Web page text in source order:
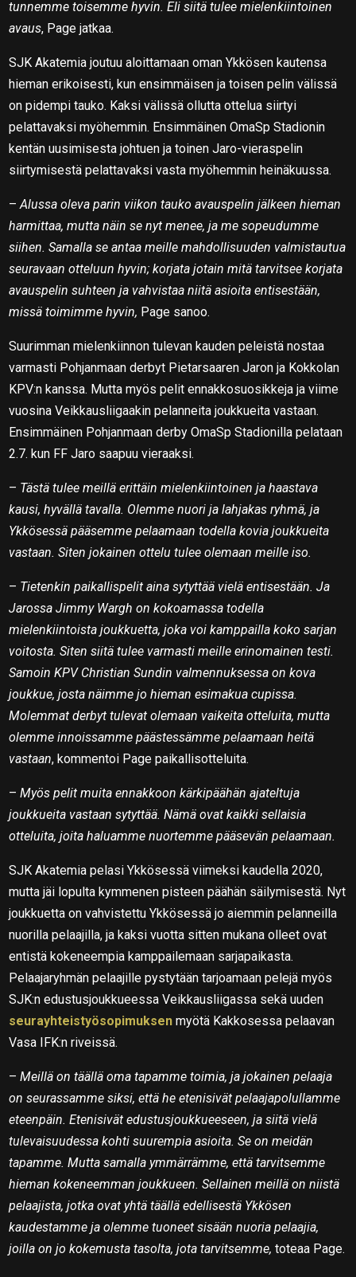
tunnemme toisemme hyvin. Eli siitä tulee mielenkiintoinen
avaus, Page jatkaa.
SJK Akatemia joutuu aloittamaan oman Ykkösen kautensa
hieman erikoisesti, kun ensimmäisen ja toisen pelin välissä
on pidempi tauko. Kaksi välissä ollutta ottelua siirtyi
pelattavaksi myöhemmin. Ensimmäinen OmaSp Stadionin
kentän uusimisesta johtuen ja toinen Jaro-vieraspelin
siirtymisestä pelattavaksi vasta myöhemmin heinäkuussa.
–Alussa oleva parin viikon tauko avauspelin jälkeen hieman
harmittaa, mutta näin se nyt menee, ja me sopeudumme
siihen. Samalla se antaa meille mahdollisuuden valmistautua
seuravaan otteluun hyvin; korjata jotain mitä tarvitsee korjata
avauspelin suhteen ja vahvistaa niitä asioita entisestään,
missä toimimme hyvin, Page sanoo.
Suurimman mielenkiinnon tulevan kauden peleistä nostaa
varmasti Pohjanmaan derbyt Pietarsaaren Jaron ja Kokkolan
KPV:n kanssa. Mutta myös pelit ennakkosuosikkeja ja viime
vuosina Veikkausliigaakin pelanneita joukkueita vastaan.
Ensimmäinen Pohjanmaan derby OmaSp Stadionilla pelataan
2.7. kun FF Jaro saapuu vieraaksi.
– Tästä tulee meillä erittäin mielenkiintoinen ja haastava
kausi, hyvällä tavalla. Olemme nuori ja lahjakas ryhmä, ja
Ykkösessä pääsemme pelaamaan todella kovia joukkueita
vastaan. Siten jokainen ottelu tulee olemaan meille iso.
– Tietenkin paikallispelit aina sytyttää vielä entisestään. Ja
Jarossa Jimmy Wargh on kokoamassa todella
mielenkiintoista joukkuetta, joka voi kamppailla koko sarjan
voitosta. Siten siitä tulee varmasti meille erinomainen testi.
Samoin KPV Christian Sundin valmennuksessa on kova
joukkue, josta näimme jo hieman esimakua cupissa.
Molemmat derbyt tulevat olemaan vaikeita otteluita, mutta
olemme innoissamme päästessämme pelaamaan heitä
vastaan, kommentoi Page paikallisotteluita.
–Myös pelit muita ennakkoon kärkipäähän ajateltuja
joukkueita vastaan sytyttää. Nämä ovat kaikki sellaisia
otteluita, joita haluamme nuortemme pääsevän pelaamaan.
SJK Akatemia pelasi Ykkösessä viimeksi kaudella 2020,
mutta jäi lopulta kymmenen pisteen päähän säilymisestä. Nyt
joukkuetta on vahvistettu Ykkösessä jo aiemmin pelanneilla
nuorilla pelaajilla, ja kaksi vuotta sitten mukana olleet ovat
entistä kokeneempia kamppailemaan sarjapaikasta.
Pelaajaryhmän pelaajille pystytään tarjoamaan pelejä myös
SJK:n edustusjoukkueessa Veikkausliigassa sekä uuden
seurayhteistyösopimuksen myötä Kakkosessa pelaavan
Vasa IFK:n riveissä.
–Meillä on täällä oma tapamme toimia, ja jokainen pelaaja
on seurassamme siksi, että he etenisivät pelaajapolullamme
eteenpäin. Etenisivät edustusjoukkueeseen, ja siitä vielä
tulevaisuudessa kohti suurempia asioita. Se on meidän
tapamme. Mutta samalla ymmärrämme, että tarvitsemme
hieman kokeneemman joukkueen. Sellainen meillä on niistä
pelaajista, jotka ovat yhtä täällä edellisestä Ykkösen
kaudestamme ja olemme tuoneet sisään nuoria pelaajia,
joilla on jo kokemusta tasolta, jota tarvitsemme, toteaa Page.